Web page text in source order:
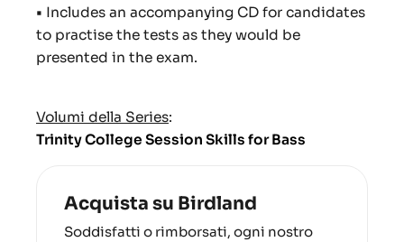
• Includes an accompanying CD for candidates
to practise the tests as they would be
presented in the exam.
Volumi della Series:
Trinity College Session Skills for Bass
Acquista su Birdland
Soddisfatti o rimborsati, ogni nostro